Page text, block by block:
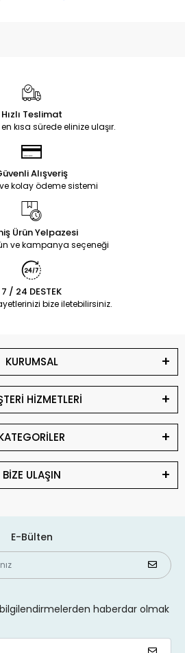
Hızlı Teslimat
kısa sürede elinize ulaşır.
Alışveriş
kolay ödeme sistemi
Ürün Yelpazesi
ve kampanya seçeneği
7 / 24 DESTEK
bize iletebilirsiniz.
KURUMSAL
HİZMETLERİ
BİZE ULAŞIN
E-Bülten
haberdar olmak